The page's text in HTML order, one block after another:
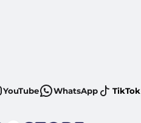
YouTube WhatsApp TikTok